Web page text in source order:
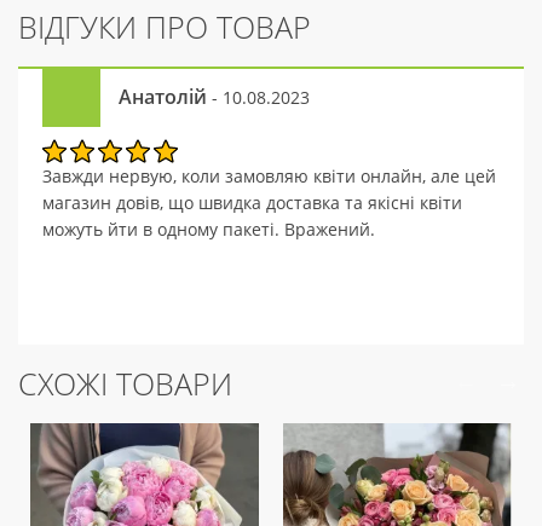
ВІДГУКИ ПРО ТОВАР
Анатолій - 10.08.2023
Завжди нервую, коли замовляю квіти онлайн, але цей
магазин довів, що швидка доставка та якісні квіти
можуть йти в одному пакеті. Вражений.
СХОЖІ ТОВАРИ